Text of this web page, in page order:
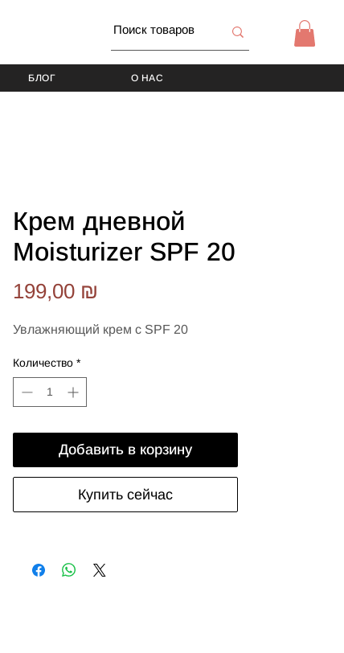
БЛОГ О НАС
Крем дневной
Moisturizer SPF 20
199,00 ₪
Увлажняющий крем с SPF 20
Количество *
Добавить в корзину
Купить сейчас